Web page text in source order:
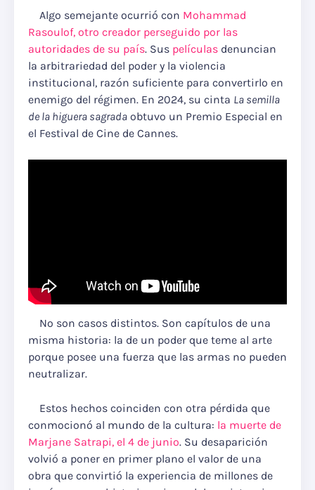
Algo semejante ocurrió con Mohammad
Rasoulof, otro creador perseguido por las
autoridades de su país. Sus películas denuncian
la arbitrariedad del poder y la violencia
institucional, razón suficiente para convertirlo en
enemigo del régimen. En 2024, su cinta La semilla
de la higuera sagrada obtuvo un Premio Especial en
el Festival de Cine de Cannes.
No son casos distintos. Son capítulos de una
misma historia: la de un poder que teme al arte
porque posee una fuerza que las armas no pueden
neutralizar.
Estos hechos coinciden con otra pérdida que
conmocionó al mundo de la cultura: la muerte de
Marjane Satrapi, el 4 de junio. Su desaparición
volvió a poner en primer plano el valor de una
obra que convirtió la experiencia de millones de